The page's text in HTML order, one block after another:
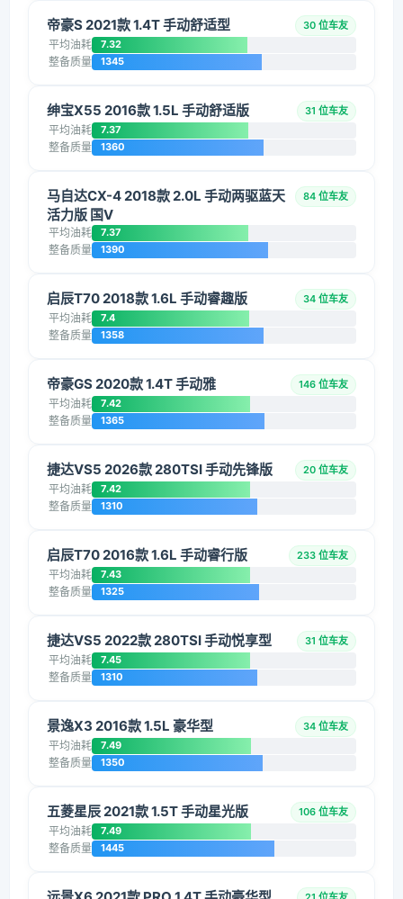
帝豪S 2021款 1.4T 手动舒适型 30 位车友
平均油耗 7.32
整备质量 1345
绅宝X55 2016款 1.5L 手动舒适版 31 位车友
平均油耗 7.37
整备质量 1360
马自达CX-4 2018款 2.0L 手动两驱蓝天
活力版 国V
84 位车友
平均油耗 7.37
整备质量 1390
启辰T70 2018款 1.6L 手动睿趣版 34 位车友
平均油耗 7.4
整备质量 1358
帝豪GS 2020款 1.4T 手动雅 146 位车友
平均油耗 7.42
整备质量 1365
捷达VS5 2026款 280TSI 手动先锋版 20 位车友
平均油耗 7.42
整备质量 1310
启辰T70 2016款 1.6L 手动睿行版 233 位车友
平均油耗 7.43
整备质量 1325
捷达VS5 2022款 280TSI 手动悦享型 31 位车友
平均油耗 7.45
整备质量 1310
景逸X3 2016款 1.5L 豪华型 34 位车友
平均油耗 7.49
整备质量 1350
五菱星辰 2021款 1.5T 手动星光版 106 位车友
平均油耗 7.49
整备质量 1445